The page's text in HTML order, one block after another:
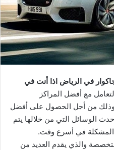
في الرياض اذا أنت في
مع أفضل المراكز
من أجل الحصول على أفضل
الوسائل التي من خلالها يتم
المشكلة في أسرع وقت.
والذي يقدم العديد من